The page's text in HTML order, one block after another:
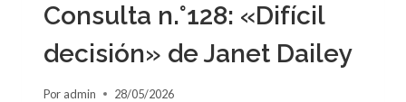
Consulta n.°128: «Difícil
decisión» de Janet Dailey
Por admin 28/05/2026